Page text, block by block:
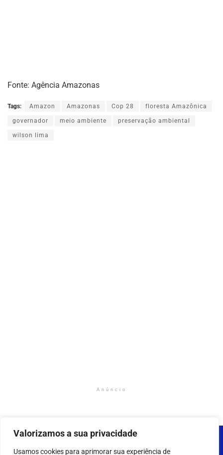
Valorizamos a sua privacidade
Usamos cookies para aprimorar sua experiência de
Fonte: Agência Amazonas
Tags: Amazon Amazonas Cop 28 floresta Amazônica
governador meio ambiente preservação ambiental
wilson lima
Anúncio